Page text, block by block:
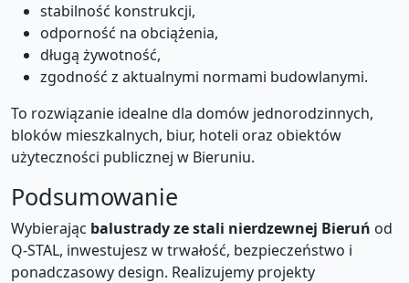
stabilność konstrukcji,
odporność na obciążenia,
długą żywotność,
zgodność z aktualnymi normami budowlanymi.
To rozwiązanie idealne dla domów jednorodzinnych,
bloków mieszkalnych, biur, hoteli oraz obiektów
użyteczności publicznej w Bieruniu.
Podsumowanie
Wybierając balustrady ze stali nierdzewnej Bieruń od
Q-STAL, inwestujesz w trwałość, bezpieczeństwo i
ponadczasowy design. Realizujemy projekty